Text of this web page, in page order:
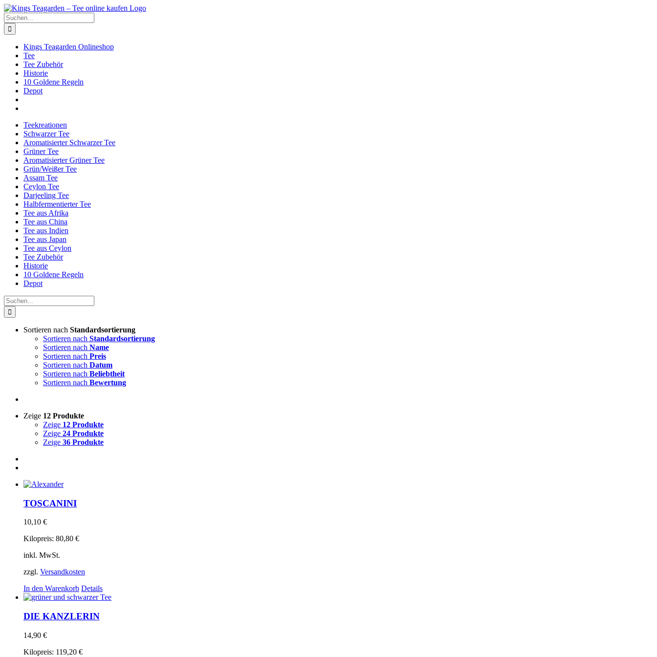
Zum
Inhalt
springen
Facebook
X
Instagram
Pinterest
Suche
nach:
Kings Teagarden Onlineshop
Tee
Tee Zubehör
Historie
10 Goldene Regeln
Depot
Teekreationen
Schwarzer Tee
Aromatisierter Schwarzer Tee
Grüner Tee
Aromatisierter Grüner Tee
Grün/Weißer Tee
Assam Tee
Ceylon Tee
Darjeeling Tee
Halbfermentierter Tee
Tee aus Afrika
Tee aus China
Tee aus Indien
Tee aus Japan
Tee aus Ceylon
Tee Zubehör
Historie
10 Goldene Regeln
Depot
Suche
nach:
Sortieren nach Standardsortierung
Sortieren nach Standardsortierung
Sortieren nach Name
Sortieren nach Preis
Sortieren nach Datum
Sortieren nach Beliebtheit
Sortieren nach Bewertung
Zeige 12 Produkte
Zeige 12 Produkte
Zeige 24 Produkte
Zeige 36 Produkte
TOSCANINI
10,10 €
Kilopreis: 80,80 €
inkl. MwSt.
zzgl. Versandkosten
In den Warenkorb Details
DIE KANZLERIN
14,90 €
Kilopreis: 119,20 €